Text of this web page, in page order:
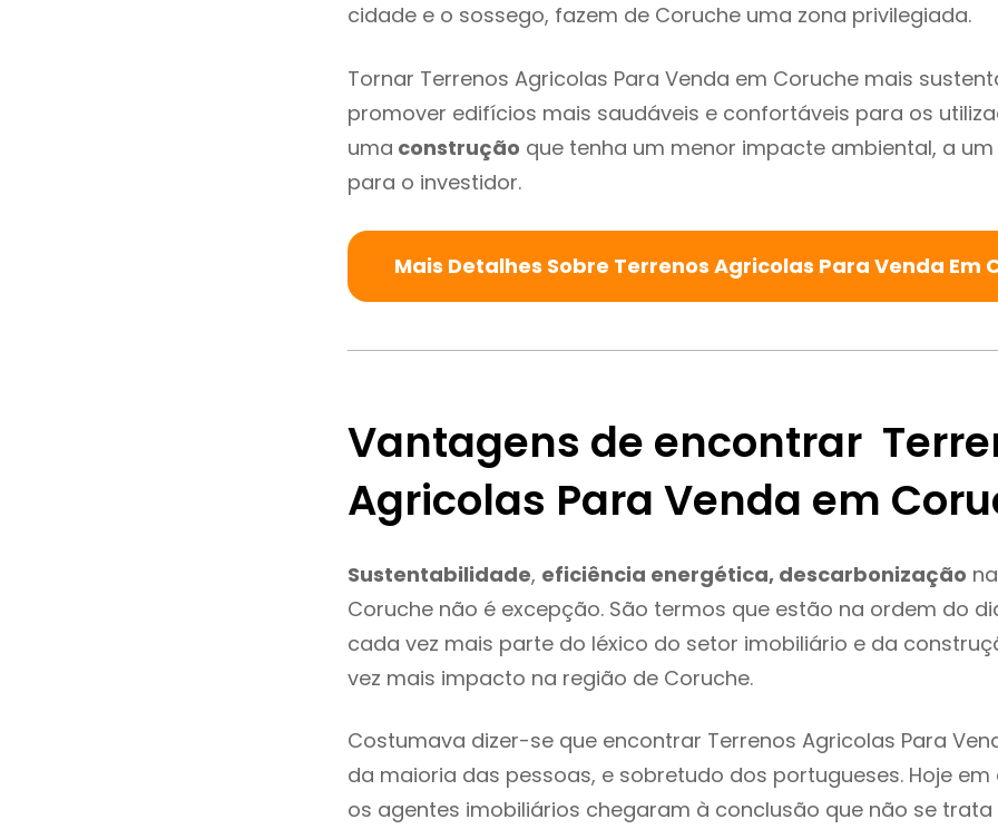
cidade e o sossego, fazem de Coruche uma zona privilegiada.
Tornar Terrenos Agricolas Para Venda em Coruche mais
promover edifícios mais saudáveis e confortáveis para os
uma construção que tenha um menor impacte ambiental, a
para o investidor.
Mais Detalhes Sobre Terrenos Agricolas Para Venda Em
Vantagens de encontrar
Agricolas Para Venda em
Sustentabilidade, eficiência energética, descarbonização
Coruche não é excepção. São termos que estão na ordem do
cada vez mais parte do léxico do setor imobiliário e da
vez mais impacto na região de Coruche.
Costumava dizer-se que encontrar Terrenos Agricolas Para
da maioria das pessoas, e sobretudo dos portugueses. Hoje
os agentes imobiliários chegaram à conclusão que não se